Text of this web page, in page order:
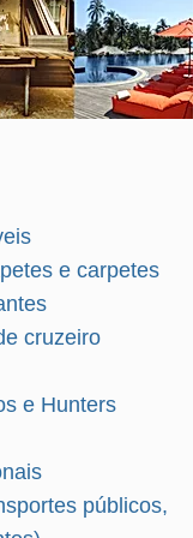
e carpetes
cruzeiro
e Hunters
públicos,